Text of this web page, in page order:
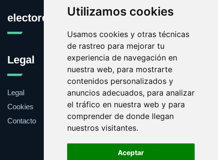
Utilizamos cookies
Usamos cookies y otras técnicas
de rastreo para mejorar tu
experiencia de navegación en
nuestra web, para mostrarte
contenidos personalizados y
anuncios adecuados, para analizar
el tráfico en nuestra web y para
comprender de donde llegan
nuestros visitantes.
Aceptar
electores.es
Legal
Legal
Cookies
Contacto